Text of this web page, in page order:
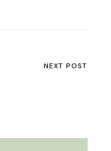
NEXT POST